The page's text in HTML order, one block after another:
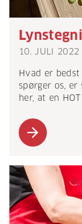
10. JULI 2022
Hvad er
spørger os,
her, at en
arrow_forward